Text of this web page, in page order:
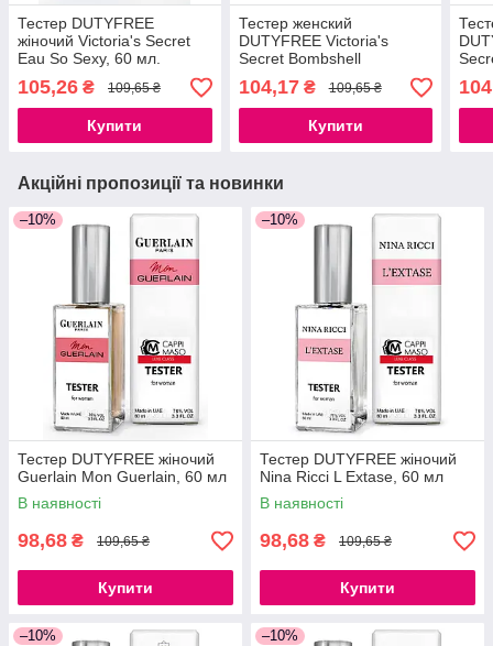
Тестер DUTYFREE
жіночий Victoria's Secret
Eau So Sexy, 60 мл.
105,26 ₴ 109,65 ₴
Купити
Тестер женский
DUTYFREE Victoria's
Secret Bombshell
Seduction eau de Parfum,
60 мл.
104,17₴ 109,65 ₴
Купити
Акційні пропозиції та новинки
–10%
Тестер DUTYFREE жіночий
Guerlain Mon Guerlain, 60 мл
В наявності
98,68 ₴ 109,65 ₴
Купити
–10%
Тестер DUTYFREE жіночий
Nina Ricci L Extase, 60 мл
В наявності
98,68 ₴ 109,65 ₴
Купити
–10% –10%